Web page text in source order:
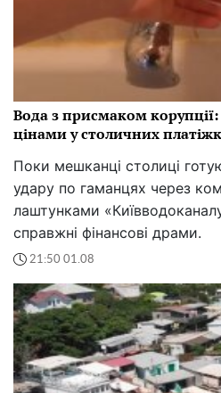
Вода з присмаком
цінами у столичних
Поки мешканці столиці
удару по гаманцях через
лаштунками
справжні фінансові драми.
21:50 01.08